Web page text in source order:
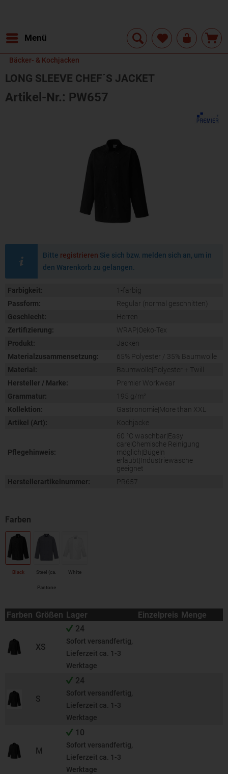
Menü
Bäcker- & Kochjacken
LONG SLEEVE CHEF´S JACKET
Artikel-Nr.: PW657
Bitte registrieren Sie sich bzw. melden sich an, um in
den Warenkorb zu gelangen.
Farbigkeit:
1-farbig
Passform:
Regular (normal geschnitten)
Geschlecht:
Herren
Zertifizierung:
WRAP|Oeko-Tex
Produkt:
Jacken
Materialzusammensetzung:
65% Polyester / 35% Baumwolle
Material:
Baumwolle|Polyester + Twill
Hersteller / Marke:
Premier Workwear
Grammatur:
195 g/m²
Kollektion:
Gastronomie|More than XXL
Artikel (Art):
Kochjacke
Pflegehinweis:
60 °C waschbar|Easy
care|Chemische Reinigung
möglich|Bügeln
erlaubt|Industriewäsche
geeignet
Herstellerartikelnummer:
PR657
Black Steel (ca.
Pantone
White
Farben Größen Lager Einzelpreis Menge
XS
24
Sofort versandfertig,
Lieferzeit ca. 1-3
Werktage
S
24
Sofort versandfertig,
Lieferzeit ca. 1-3
Werktage
M
10
Sofort versandfertig,
Lieferzeit ca. 1-3
Werktage